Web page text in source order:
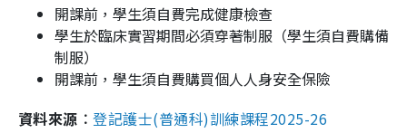
開課前，學生須自費完成健康檢查
學生於臨床實習期間必須穿著制服（學生須自費購備
制服）
開課前，學生須自費購買個人人身安全保險
資料來源︰登記護士(普通科)訓練課程2025-26